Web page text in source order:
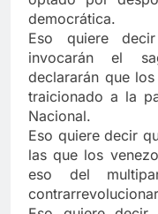
democrática.
Eso quiere
invocarán el
declararán que
traicionado a la
Nacional.
Eso quiere decir
las que los
eso del